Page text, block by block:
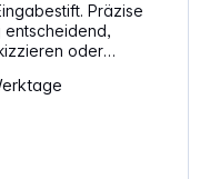
Präzise
entscheidend,
oder
Eingabestift
auf den